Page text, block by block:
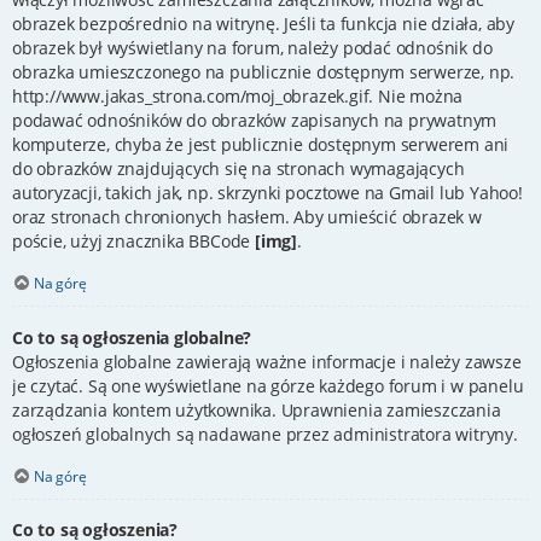
obrazek bezpośrednio na witrynę. Jeśli ta funkcja nie działa, aby
obrazek był wyświetlany na forum, należy podać odnośnik do
obrazka umieszczonego na publicznie dostępnym serwerze, np.
http://www.jakas_strona.com/moj_obrazek.gif. Nie można
podawać odnośników do obrazków zapisanych na prywatnym
komputerze, chyba że jest publicznie dostępnym serwerem ani
do obrazków znajdujących się na stronach wymagających
autoryzacji, takich jak, np. skrzynki pocztowe na Gmail lub Yahoo!
oraz stronach chronionych hasłem. Aby umieścić obrazek w
poście, użyj znacznika BBCode [img].
Na górę
Co to są ogłoszenia globalne?
Ogłoszenia globalne zawierają ważne informacje i należy zawsze
je czytać. Są one wyświetlane na górze każdego forum i w panelu
zarządzania kontem użytkownika. Uprawnienia zamieszczania
ogłoszeń globalnych są nadawane przez administratora witryny.
Na górę
Co to są ogłoszenia?